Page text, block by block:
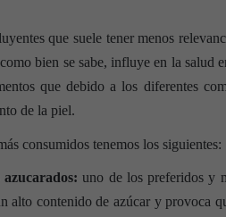
que suele tener menos
bien se sabe, influye en la salud
que debido a los diferentes
de la piel.
consumidos tenemos los siguientes:
azucarados:uno de los preferidos y
alto contenido de azúcar y provoca